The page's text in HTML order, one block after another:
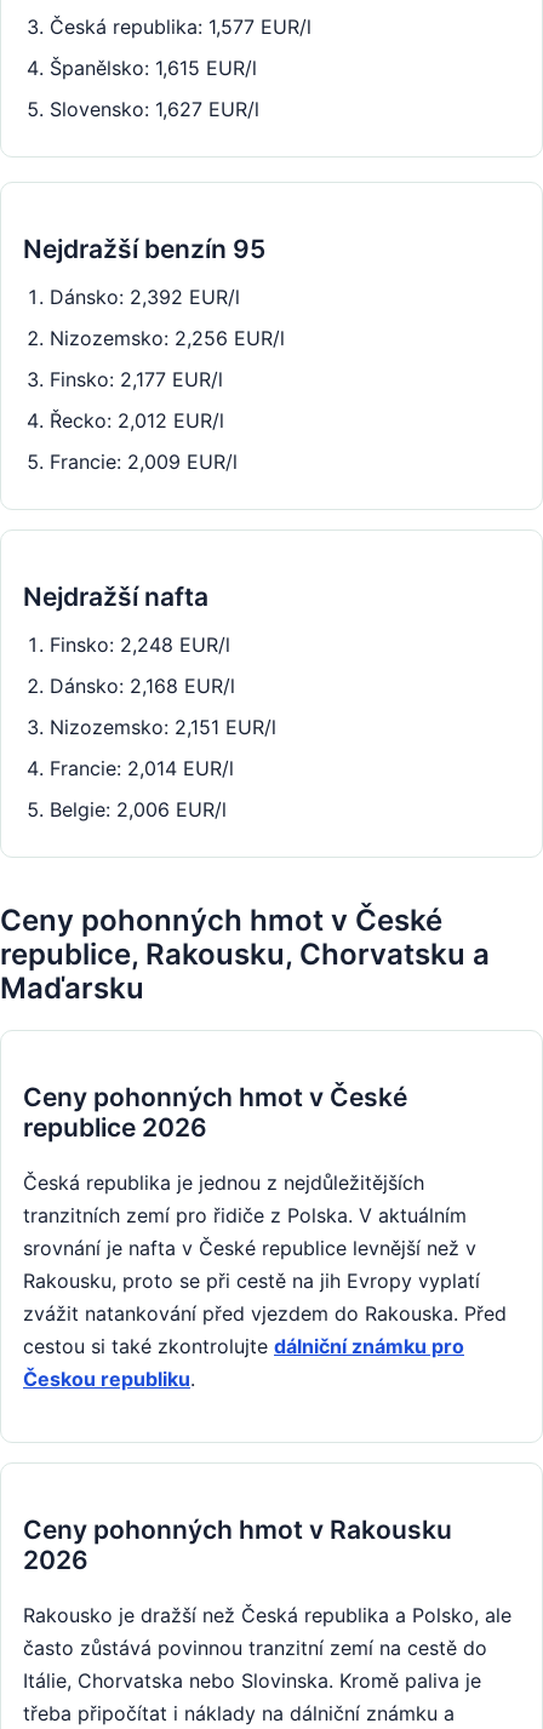
Česká republika: 1,577 EUR/l
Španělsko: 1,615 EUR/l
Slovensko: 1,627 EUR/l
Nejdražší benzín 95
Dánsko: 2,392 EUR/l
Nizozemsko: 2,256 EUR/l
Finsko: 2,177 EUR/l
Řecko: 2,012 EUR/l
Francie: 2,009 EUR/l
Nejdražší nafta
Finsko: 2,248 EUR/l
Dánsko: 2,168 EUR/l
Nizozemsko: 2,151 EUR/l
Francie: 2,014 EUR/l
Belgie: 2,006 EUR/l
Ceny pohonných hmot v České
republice, Rakousku, Chorvatsku a
Maďarsku
Ceny pohonných hmot v České
republice 2026
Česká republika je jednou z nejdůležitějších
tranzitních zemí pro řidiče z Polska. V aktuálním
srovnání je nafta v České republice levnější než v
Rakousku, proto se při cestě na jih Evropy vyplatí
zvážit natankování před vjezdem do Rakouska. Před
cestou si také zkontrolujte dálniční známku pro
Českou republiku.
Ceny pohonných hmot v Rakousku
2026
Rakousko je dražší než Česká republika a Polsko, ale
často zůstává povinnou tranzitní zemí na cestě do
Itálie, Chorvatska nebo Slovinska. Kromě paliva je
třeba připočítat i náklady na dálniční známku a